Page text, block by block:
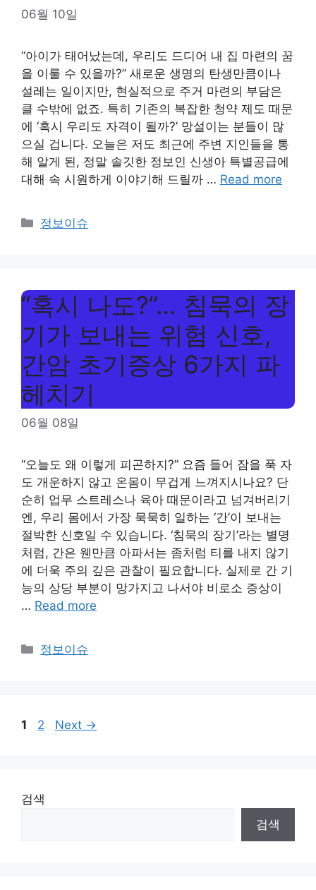
06월 10일
“아이가 태어났는데, 우리도 드디어 내 집 마련의 꿈
을 이룰 수 있을까?” 새로운 생명의 탄생만큼이나
설레는 일이지만, 현실적으로 주거 마련의 부담은
클 수밖에 없죠. 특히 기존의 복잡한 청약 제도 때문
에 ‘혹시 우리도 자격이 될까?’ 망설이는 분들이 많
으실 겁니다. 오늘은 저도 최근에 주변 지인들을 통
해 알게 된, 정말 솔깃한 정보인 신생아 특별공급에
대해 속 시원하게 이야기해 드릴까 … Read more
Categories
정보이슈
“혹시 나도?”… 침묵의 장
기가 보내는 위험 신호,
간암 초기증상 6가지 파
헤치기
06월 08일
“오늘도 왜 이렇게 피곤하지?” 요즘 들어 잠을 푹 자
도 개운하지 않고 온몸이 무겁게 느껴지시나요? 단
순히 업무 스트레스나 육아 때문이라고 넘겨버리기
엔, 우리 몸에서 가장 묵묵히 일하는 ‘간’이 보내는
절박한 신호일 수 있습니다. ‘침묵의 장기’라는 별명
처럼, 간은 웬만큼 아파서는 좀처럼 티를 내지 않기
에 더욱 주의 깊은 관찰이 필요합니다. 실제로 간 기
능의 상당 부분이 망가지고 나서야 비로소 증상이
… Read more
Categories
정보이슈
Page
1 Page
2 Next →
검색
검색